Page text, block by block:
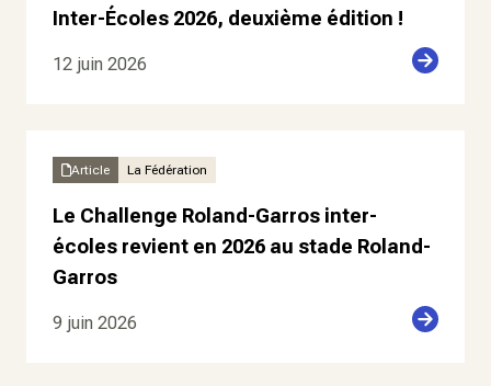
Inter-Écoles 2026, deuxième édition !
12 juin 2026
Article La Fédération
Le Challenge Roland-Garros inter-
écoles revient en 2026 au stade Roland-
Garros
9 juin 2026